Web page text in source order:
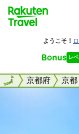
全国京都府 京都
全国